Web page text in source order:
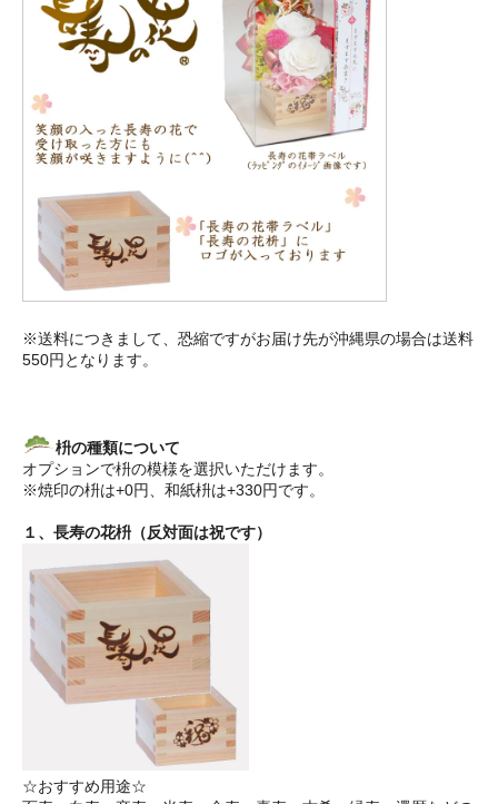
※送料につきまして、恐縮ですがお届け先が沖縄県の場合は送料
550円となります。
枡の種類について
オプションで枡の模様を選択いただけます。
※焼印の枡は+0円、和紙枡は+330円です。
１、長寿の花枡（反対面は祝です）
☆おすすめ用途☆